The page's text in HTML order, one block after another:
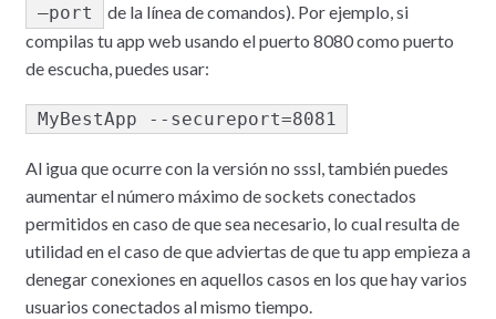
—port
de la línea de comandos). Por ejemplo, si
compilas tu app web usando el puerto 8080 como puerto
de escucha, puedes usar:
MyBestApp --secureport=8081
Al igua que ocurre con la versión no sssl, también puedes
aumentar el número máximo de sockets conectados
permitidos en caso de que sea necesario, lo cual resulta de
utilidad en el caso de que adviertas de que tu app empieza a
denegar conexiones en aquellos casos en los que hay varios
usuarios conectados al mismo tiempo.